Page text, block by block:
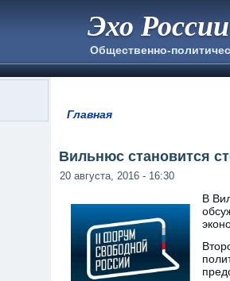
Эхо России
Общественно-
Главная
Вильнюс становится
20 августа, 2016 - 16:30
В